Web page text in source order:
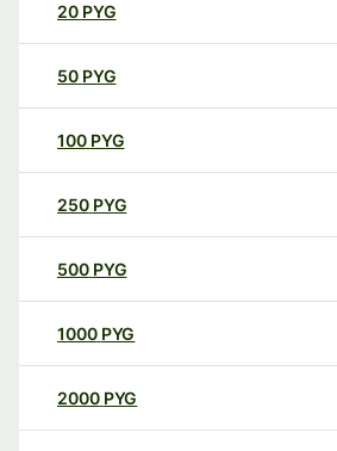
20 PYG
50 PYG
100 PYG
250 PYG
500 PYG
1000 PYG
2000 PYG